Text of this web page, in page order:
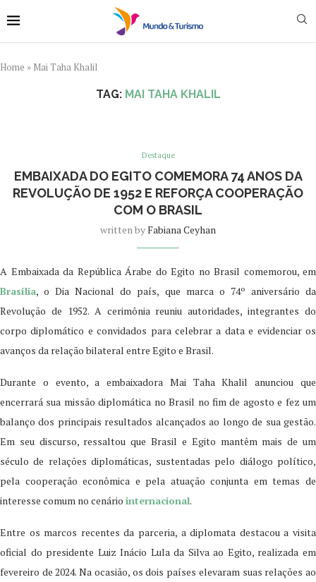
Home » Mai Taha Khalil
TAG: MAI TAHA KHALIL
Destaque
EMBAIXADA DO EGITO COMEMORA 74 ANOS DA
REVOLUÇÃO DE 1952 E REFORÇA COOPERAÇÃO
COM O BRASIL
written byFabiana Ceyhan
A Embaixada da República Árabe do Egito no Brasil comemorou, em
Brasília, o Dia Nacional do país, que marca o 74º aniversário da
Revolução de 1952. A cerimônia reuniu autoridades, integrantes do
corpo diplomático e convidados para celebrar a data e evidenciar os
avanços da relação bilateral entre Egito e Brasil.
Durante o evento, a embaixadora Mai Taha Khalil anunciou que
encerrará sua missão diplomática no Brasil no fim de agosto e fez um
balanço dos principais resultados alcançados ao longo de sua gestão.
Em seu discurso, ressaltou que Brasil e Egito mantêm mais de um
século de relações diplomáticas, sustentadas pelo diálogo político,
pela cooperação econômica e pela atuação conjunta em temas de
interesse comum no cenário internacional.
Entre os marcos recentes da parceria, a diplomata destacou a visita
oficial do presidente Luiz Inácio Lula da Silva ao Egito, realizada em
fevereiro de 2024. Na ocasião, os dois países elevaram suas relações ao